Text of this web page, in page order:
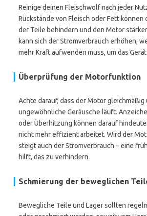
Reinige deinen Fleischwolf nach jeder
Rückstände von Fleisch oder Fett können
der Teile behindern und den Motor
kann sich der Stromverbrauch erhöhen,
mehr Kraft aufwenden muss, um das
Überprüfung der Motorfunktion
Achte darauf, dass der Motor gleichmäßig
ungewöhnliche Geräusche läuft.
oder Überhitzung können darauf
nicht mehr effizient arbeitet. Wird der
steigt auch der Stromverbrauch – eine
hilft, das zu verhindern.
Schmierung der beweglichen
Bewegliche Teile und Lager sollten